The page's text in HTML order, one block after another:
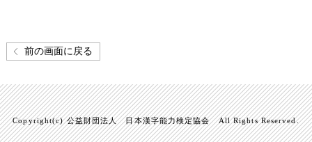
前の画面に戻る
Copyright(c) 公益財団法人 日本漢字能力検定協会 All Rights Reserved.